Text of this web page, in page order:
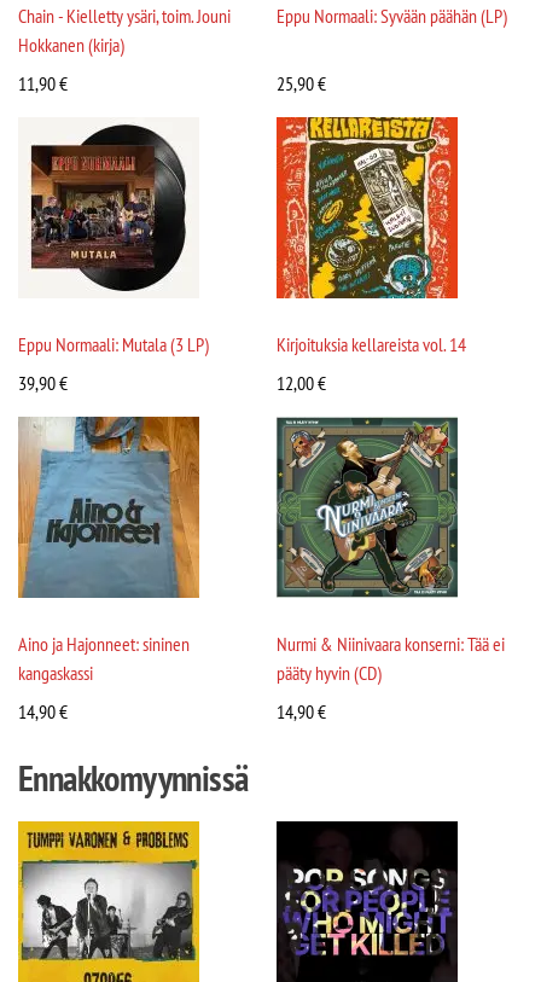
Chain - Kielletty ysäri, toim. Jouni
Hokkanen (kirja)
11,90€
Eppu Normaali: Syvään päähän (LP)
25,90€
Eppu Normaali: Mutala (3 LP)
39,90€
Kirjoituksia kellareista vol. 14
12,00€
Aino ja Hajonneet: sininen
kangaskassi
14,90€
Nurmi & Niinivaara konserni: Tää ei
pääty hyvin (CD)
14,90€
Ennakkomyynnissä